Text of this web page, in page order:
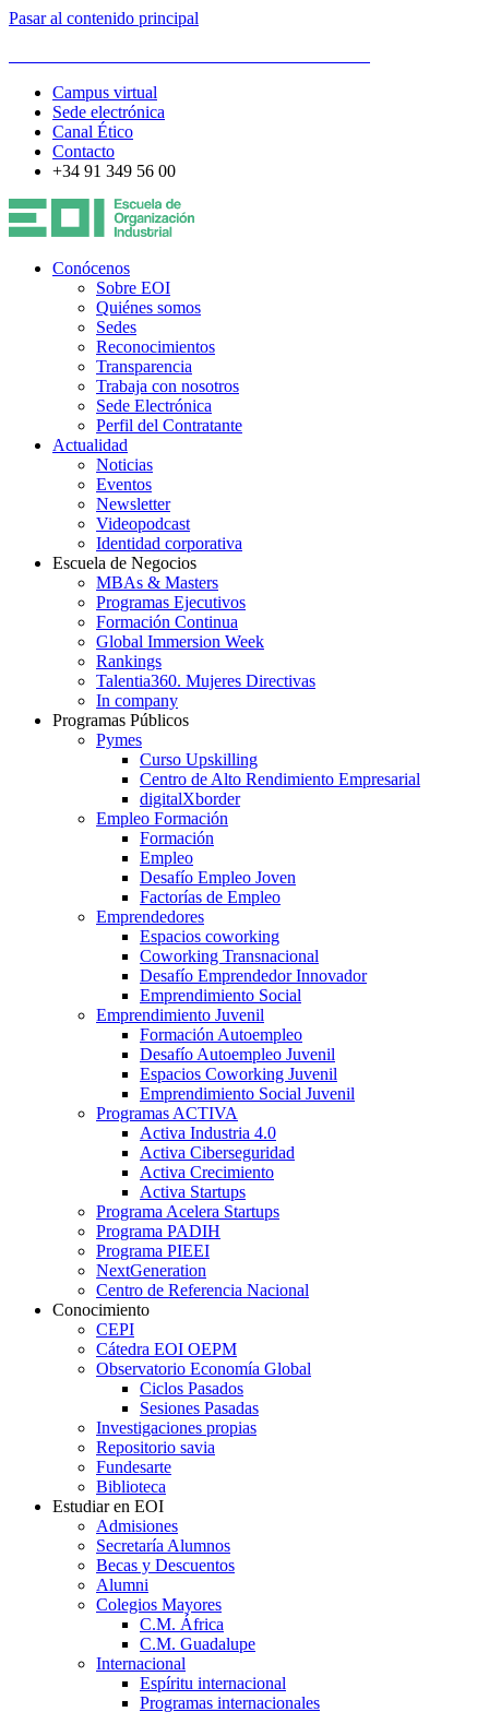
Pasar al contenido principal
Campus virtual
Sede electrónica
Canal Ético
Contacto
+34 91 349 56 00
Conócenos
Sobre EOI
Quiénes somos
Sedes
Reconocimientos
Transparencia
Trabaja con nosotros
Sede Electrónica
Perfil del Contratante
Actualidad
Noticias
Eventos
Newsletter
Videopodcast
Identidad corporativa
Escuela de Negocios
MBAs & Masters
Programas Ejecutivos
Formación Continua
Global Immersion Week
Rankings
Talentia360. Mujeres Directivas
In company
Programas Públicos
Pymes
Curso Upskilling
Centro de Alto Rendimiento Empresarial
digitalXborder
Empleo Formación
Formación
Empleo
Desafío Empleo Joven
Factorías de Empleo
Emprendedores
Espacios coworking
Coworking Transnacional
Desafío Emprendedor Innovador
Emprendimiento Social
Emprendimiento Juvenil
Formación Autoempleo
Desafío Autoempleo Juvenil
Espacios Coworking Juvenil
Emprendimiento Social Juvenil
Programas ACTIVA
Activa Industria 4.0
Activa Ciberseguridad
Activa Crecimiento
Activa Startups
Programa Acelera Startups
Programa PADIH
Programa PIEEI
NextGeneration
Centro de Referencia Nacional
Conocimiento
CEPI
Cátedra EOI OEPM
Observatorio Economía Global
Ciclos Pasados
Sesiones Pasadas
Investigaciones propias
Repositorio savia
Fundesarte
Biblioteca
Estudiar en EOI
Admisiones
Secretaría Alumnos
Becas y Descuentos
Alumni
Colegios Mayores
C.M. África
C.M. Guadalupe
Internacional
Espíritu internacional
Programas internacionales